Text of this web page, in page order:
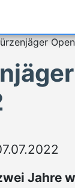
Jahre